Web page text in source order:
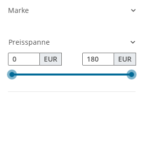
Marke
Preisspanne
EUR
EUR